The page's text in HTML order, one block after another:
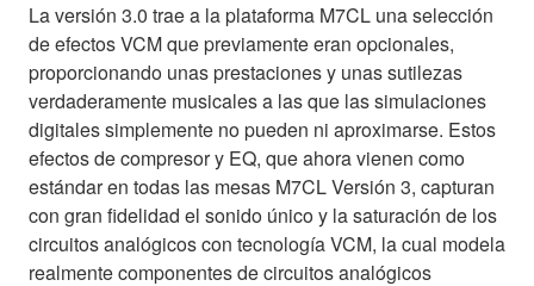
La versión 3.0 trae a la plataforma M7CL una selección
de efectos VCM que previamente eran opcionales,
proporcionando unas prestaciones y unas sutilezas
verdaderamente musicales a las que las simulaciones
digitales simplemente no pueden ni aproximarse. Estos
efectos de compresor y EQ, que ahora vienen como
estándar en todas las mesas M7CL Versión 3, capturan
con gran fidelidad el sonido único y la saturación de los
circuitos analógicos con tecnología VCM, la cual modela
realmente componentes de circuitos analógicos